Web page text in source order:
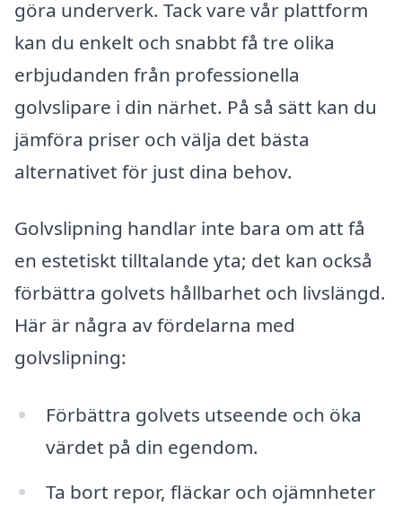
göra underverk. Tack vare vår plattform
kan du enkelt och snabbt få tre olika
erbjudanden från professionella
golvslipare i din närhet. På så sätt kan du
jämföra priser och välja det bästa
alternativet för just dina behov.
Golvslipning handlar inte bara om att få
en estetiskt tilltalande yta; det kan också
förbättra golvets hållbarhet och livslängd.
Här är några av fördelarna med
golvslipning:
Förbättra golvets utseende och öka
värdet på din egendom.
Ta bort repor, fläckar och ojämnheter